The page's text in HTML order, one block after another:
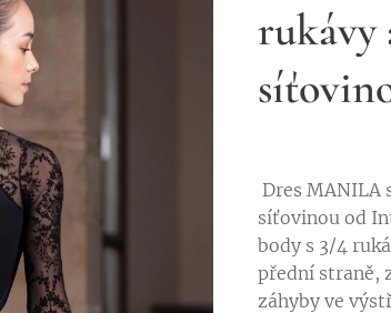
rukávy
Dres MANILA
síťovinou od
body s 3/4
přední straně,
záhyby ve